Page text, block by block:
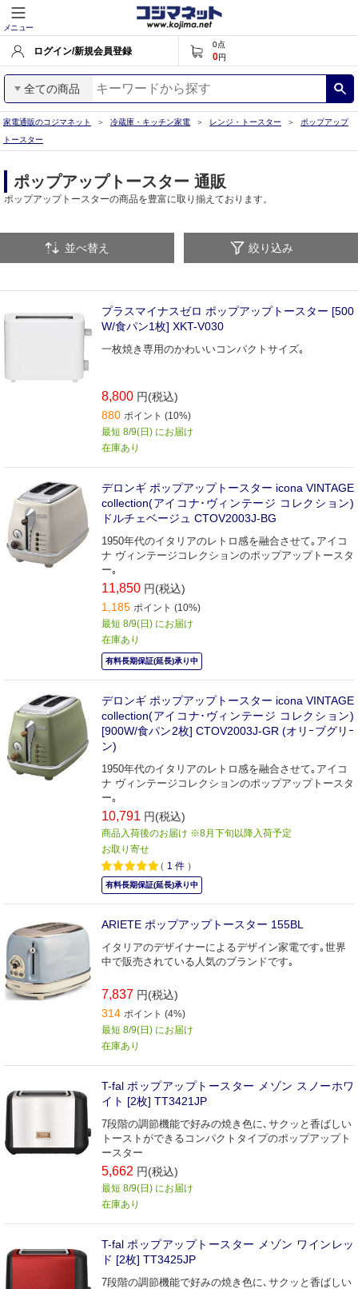
メニュー
ログイン/新規会員登録
0点
0円
全ての商品
家電通販のコジマネット 冷蔵庫・キッチン家電 レンジ・トースター
ポップアップ
トースター
ポップアップトースター 通販
ポップアップトースターの商品を豊富に取り揃えております。
並べ替え 絞り込み
プラスマイナスゼロ ポップアップトースター [500
W/食パン1枚] XKT-V030
一枚焼き専用のかわいいコンパクトサイズ｡
8,800 円(税込)
880 ポイント (10%)
最短 8/9(日) にお届け
在庫あり
デロンギ ポップアップトースター icona VINTAGE
collection(アイコナ･ヴィンテージ コレクション)
ドルチェベージュ CTOV2003J-BG
1950年代のイタリアのレトロ感を融合させて｡アイコ
ナ ヴィンテージコレクションのポップアップトースタ
ー｡
11,850 円(税込)
1,185 ポイント (10%)
最短 8/9(日) にお届け
在庫あり
有料長期保証(延長)承り中
デロンギ ポップアップトースター icona VINTAGE
collection(アイコナ･ヴィンテージ コレクション)
[900W/食パン2枚] CTOV2003J-GR (オリｰブグリｰ
ン)
1950年代のイタリアのレトロ感を融合させて｡アイコ
ナ ヴィンテージコレクションのポップアップトースタ
ー｡
10,791 円(税込)
商品入荷後のお届け ※8月下旬以降入荷予定
お取り寄せ
（ 1 件 ）
有料長期保証(延長)承り中
ARIETE ポップアップトースター 155BL
イタリアのデザイナーによるデザイン家電です｡世界
中で販売されている人気のブランドです｡
7,837 円(税込)
314 ポイント (4%)
最短 8/9(日) にお届け
在庫あり
T-fal ポップアップトースター メゾン スノーホワ
イト [2枚] TT3421JP
7段階の調節機能で好みの焼き色に､サクッと香ばしい
トーストができるコンパクトタイプのポップアップト
ースター
5,662 円(税込)
最短 8/9(日) にお届け
在庫あり
T-fal ポップアップトースター メゾン ワインレッ
ド [2枚] TT3425JP
7段階の調節機能で好みの焼き色に､サクッと香ばしい